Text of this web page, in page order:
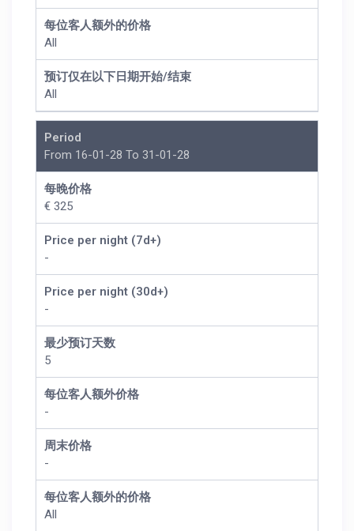
每位客人额外的价格
All
预订仅在以下日期开始/结束
All
Period
From 16-01-28 To 31-01-28
每晚价格
€ 325
Price per night (7d+)
-
Price per night (30d+)
-
最少预订天数
5
每位客人额外价格
-
周末价格
-
每位客人额外的价格
All